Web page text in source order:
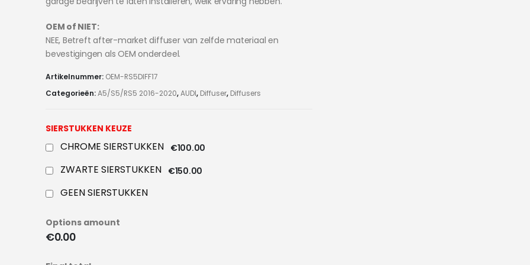
OEM of NIET:
NEE, Betreft after-market diffuser van zelfde materiaal en
bevestigingen als OEM onderdeel.
Artikelnummer: OEM-RS5DIFF17
Categorieën:A5/S5/RS5 2016-2020,AUDI, Diffuser, Diffusers
SIERSTUKKEN KEUZE
CHROME SIERSTUKKEN €100.00
ZWARTE SIERSTUKKEN €150.00
GEEN SIERSTUKKEN
Options amount
€0.00